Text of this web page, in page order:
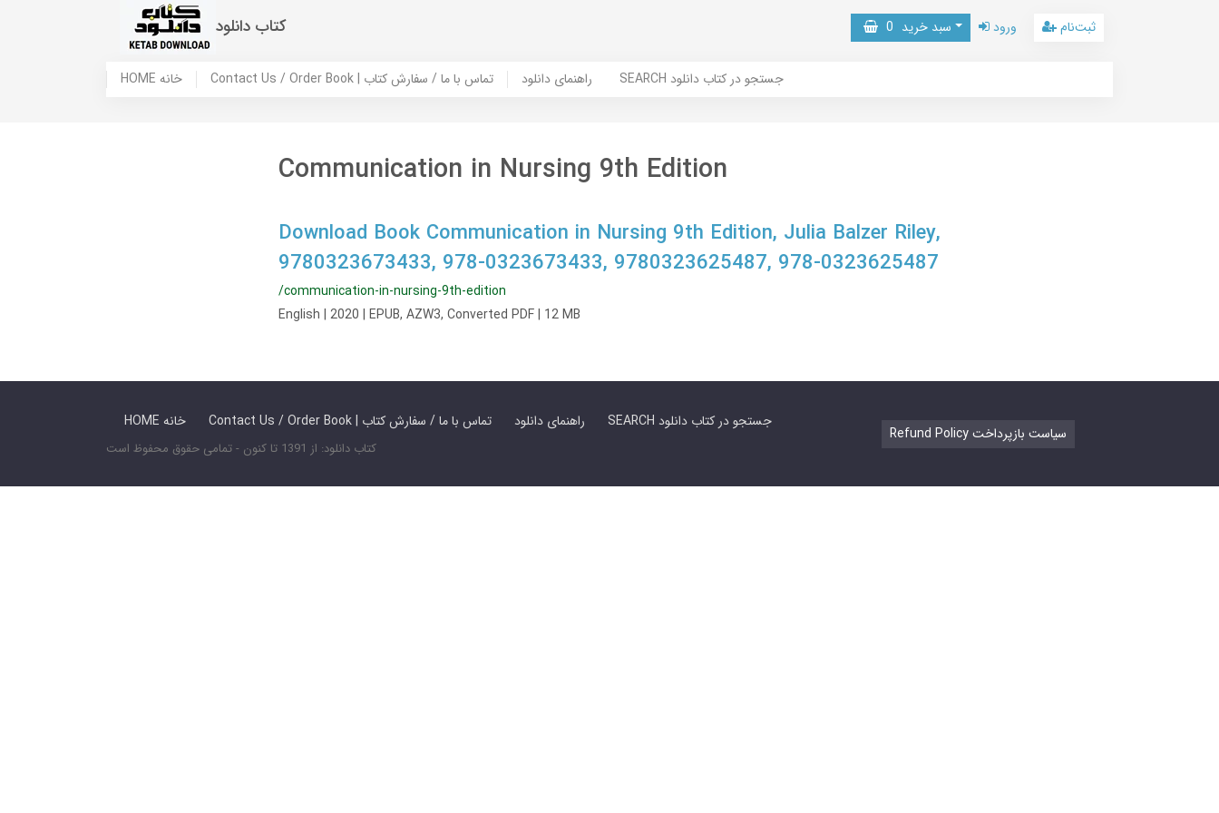
کتاب دانلود سبد خرید 0 ورود ثبت‌نام
HOME خانه Contact Us / Order Book | تماس با ما / سفارش کتاب راهنمای دانلود SEARCH جستجو در کتاب دانلود
Communication in Nursing 9th Edition
Download Book Communication in Nursing 9th Edition, Julia Balzer Riley,
9780323673433, 978-0323673433, 9780323625487, 978-0323625487
/communication-in-nursing-9th-edition
English | 2020 | EPUB, AZW3, Converted PDF | 12 MB
HOME خانه Contact Us / Order Book | تماس با ما / سفارش کتاب راهنمای دانلود SEARCH جستجو در کتاب دانلود
کتاب دانلود: از 1391 تا کنون - تمامی حقوق محفوظ است
Refund Policy سیاست بازپرداخت